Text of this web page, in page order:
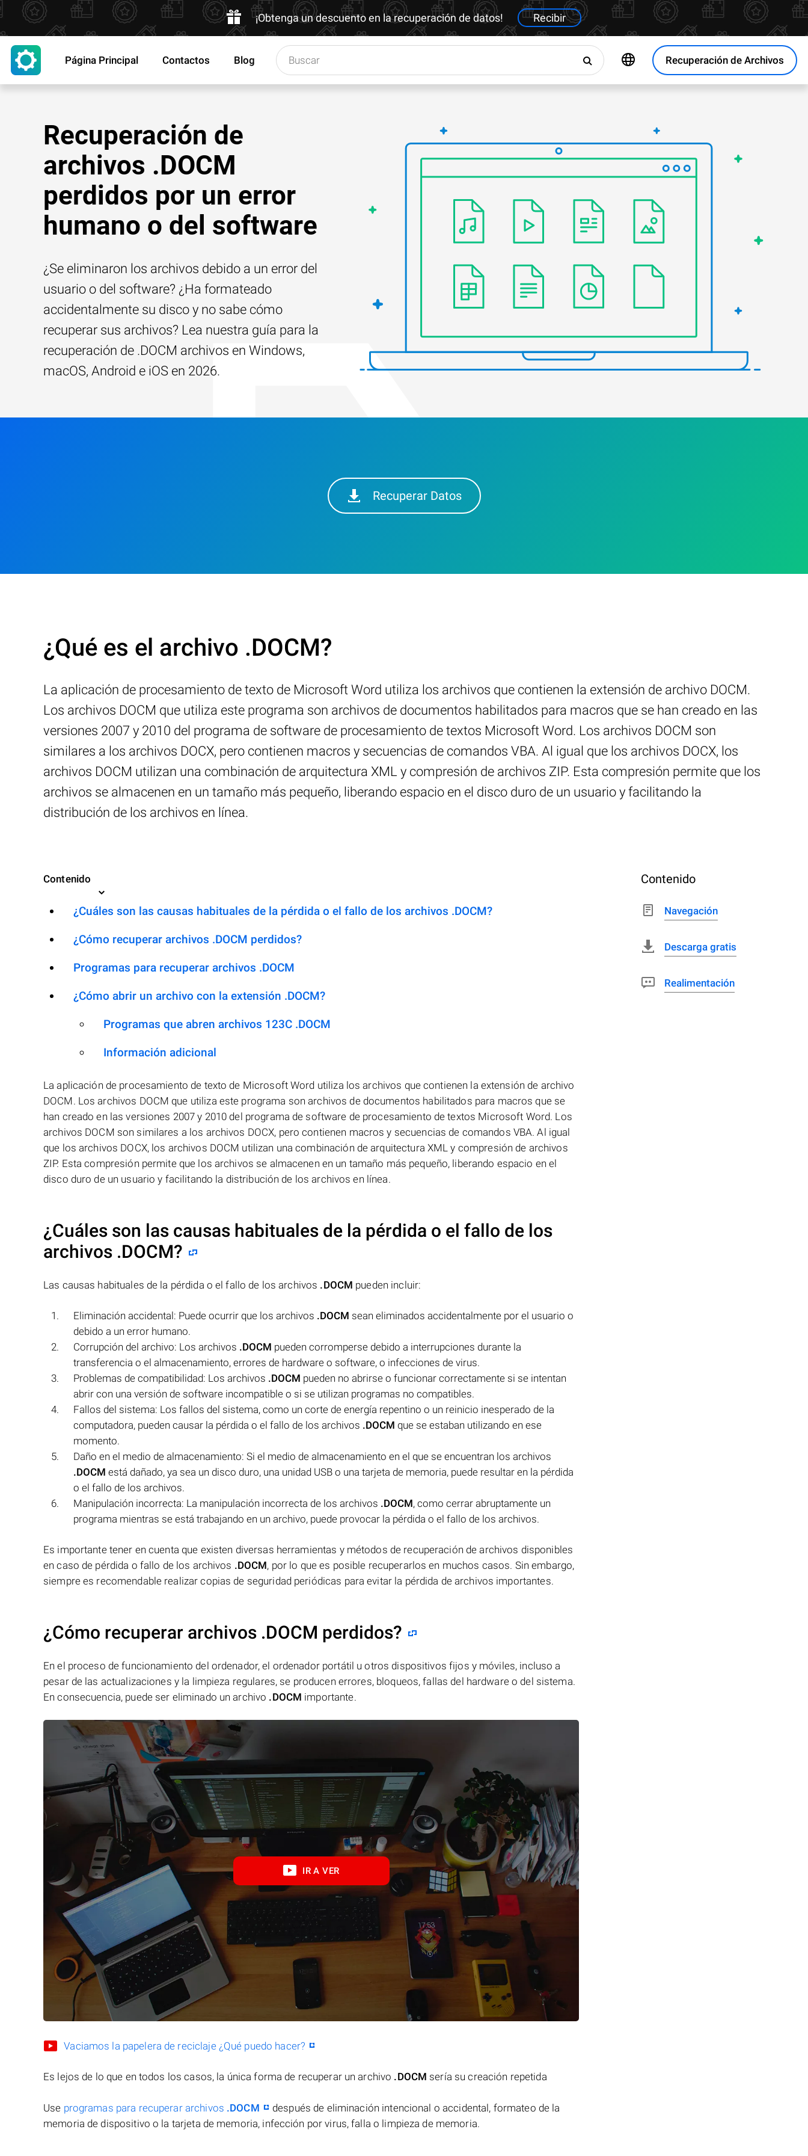
¡Obtenga un descuento en la recuperación de datos! Recibir
Recuperación de Archivos
Página Principal Contactos Blog
Recuperación de
archivos .DOCM
perdidos por un error
humano o del software
¿Se eliminaron los archivos debido a un error del
usuario o del software? ¿Ha formateado
accidentalmente su disco y no sabe cómo
recuperar sus archivos? Lea nuestra guía para la
recuperación de .DOCM archivos en Windows,
macOS, Android e iOS en 2026.
Recuperar Datos
¿Qué es el archivo .DOCM?
La aplicación de procesamiento de texto de Microsoft Word utiliza los archivos que contienen la extensión de archivo DOCM.
Los archivos DOCM que utiliza este programa son archivos de documentos habilitados para macros que se han creado en las
versiones 2007 y 2010 del programa de software de procesamiento de textos Microsoft Word. Los archivos DOCM son
similares a los archivos DOCX, pero contienen macros y secuencias de comandos VBA. Al igual que los archivos DOCX, los
archivos DOCM utilizan una combinación de arquitectura XML y compresión de archivos ZIP. Esta compresión permite que los
archivos se almacenen en un tamaño más pequeño, liberando espacio en el disco duro de un usuario y facilitando la
distribución de los archivos en línea.
Contenido
¿Cuáles son las causas habituales de la pérdida o el fallo de los archivos .DOCM?
¿Cómo recuperar archivos .DOCM perdidos?
Programas para recuperar archivos .DOCM
¿Cómo abrir un archivo con la extensión .DOCM?
Programas que abren archivos 123C .DOCM
Información adicional
La aplicación de procesamiento de texto de Microsoft Word utiliza los archivos que contienen la extensión de archivo
DOCM. Los archivos DOCM que utiliza este programa son archivos de documentos habilitados para macros que se
han creado en las versiones 2007 y 2010 del programa de software de procesamiento de textos Microsoft Word. Los
archivos DOCM son similares a los archivos DOCX, pero contienen macros y secuencias de comandos VBA. Al igual
que los archivos DOCX, los archivos DOCM utilizan una combinación de arquitectura XML y compresión de archivos
ZIP. Esta compresión permite que los archivos se almacenen en un tamaño más pequeño, liberando espacio en el
disco duro de un usuario y facilitando la distribución de los archivos en línea.
¿Cuáles son las causas habituales de la pérdida o el fallo de los
archivos .DOCM?
Las causas habituales de la pérdida o el fallo de los archivos .DOCM pueden incluir:
Eliminación accidental: Puede ocurrir que los archivos .DOCM sean eliminados accidentalmente por el usuario o
debido a un error humano.
Corrupción del archivo: Los archivos .DOCM pueden corromperse debido a interrupciones durante la
transferencia o el almacenamiento, errores de hardware o software, o infecciones de virus.
Problemas de compatibilidad: Los archivos .DOCM pueden no abrirse o funcionar correctamente si se intentan
abrir con una versión de software incompatible o si se utilizan programas no compatibles.
Fallos del sistema: Los fallos del sistema, como un corte de energía repentino o un reinicio inesperado de la
computadora, pueden causar la pérdida o el fallo de los archivos .DOCM que se estaban utilizando en ese
momento.
Daño en el medio de almacenamiento: Si el medio de almacenamiento en el que se encuentran los archivos
.DOCM está dañado, ya sea un disco duro, una unidad USB o una tarjeta de memoria, puede resultar en la pérdida
o el fallo de los archivos.
Manipulación incorrecta: La manipulación incorrecta de los archivos .DOCM, como cerrar abruptamente un
programa mientras se está trabajando en un archivo, puede provocar la pérdida o el fallo de los archivos.
Es importante tener en cuenta que existen diversas herramientas y métodos de recuperación de archivos disponibles
en caso de pérdida o fallo de los archivos .DOCM, por lo que es posible recuperarlos en muchos casos. Sin embargo,
siempre es recomendable realizar copias de seguridad periódicas para evitar la pérdida de archivos importantes.
¿Cómo recuperar archivos .DOCM perdidos?
En el proceso de funcionamiento del ordenador, el ordenador portátil u otros dispositivos fijos y móviles, incluso a
pesar de las actualizaciones y la limpieza regulares, se producen errores, bloqueos, fallas del hardware o del sistema.
En consecuencia, puede ser eliminado un archivo .DOCM importante.
IR A VER
Vaciamos la papelera de reciclaje ¿Qué puedo hacer?
Es lejos de lo que en todos los casos, la única forma de recuperar un archivo .DOCM sería su creación repetida
Use programas para recuperar archivos .DOCM
después de eliminación intencional o accidental, formateo de la
memoria de dispositivo o la tarjeta de memoria, infección por virus, falla o limpieza de memoria.
Contenido
Navegación
Descarga gratis
Realimentación